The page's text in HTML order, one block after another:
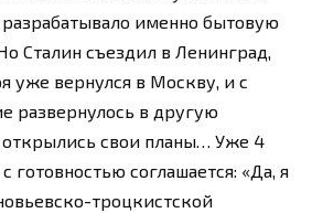
именно бытовую
Сталин съездил в Ленинград,
уже вернулся в Москву, и с
развернулось в другую
открылись свои планы… Уже 4
готовностью соглашается: «Да, я
троцкистской